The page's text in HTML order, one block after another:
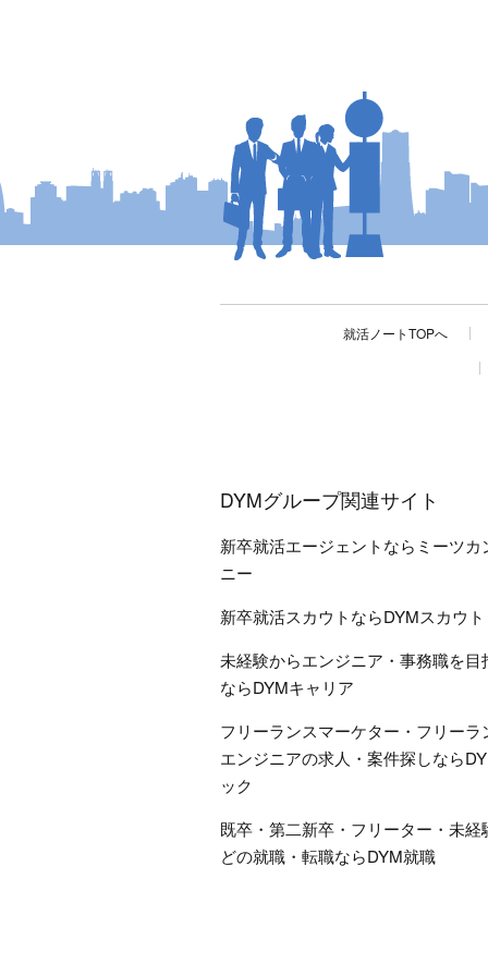
就活ノートTOPへ
DYMグループ関連サイト
新卒就活エージェントならミーツカ
ニー
新卒就活スカウトならDYMスカウト
未経験からエンジニア・事務職を目
ならDYMキャリア
フリーランスマーケター・フリーラ
エンジニアの求人・案件探しなら
ック
既卒・第二新卒・フリーター・未経
どの就職・転職ならDYM就職